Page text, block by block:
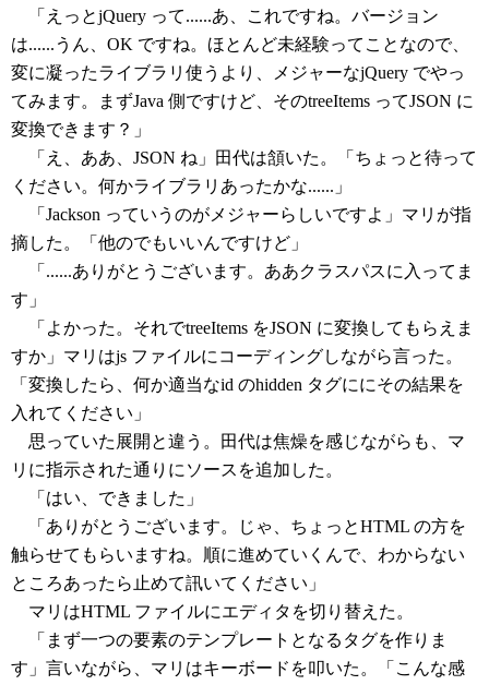
「えっとjQuery って......あ、これですね。バージョン
は......うん、OK ですね。ほとんど未経験ってことなので、
変に凝ったライブラリ使うより、メジャーなjQuery でやっ
てみます。まずJava 側ですけど、そのtreeItems ってJSON に
変換できます？」
「え、ああ、JSON ね」田代は頷いた。「ちょっと待って
ください。何かライブラリあったかな......」
「Jackson っていうのがメジャーらしいですよ」マリが指
摘した。「他のでもいいんですけど」
「......ありがとうございます。ああクラスパスに入ってま
す」
「よかった。それでtreeItems をJSON に変換してもらえま
すか」マリはjs ファイルにコーディングしながら言った。
「変換したら、何か適当なid のhidden タグににその結果を
入れてください」
思っていた展開と違う。田代は焦燥を感じながらも、マ
リに指示された通りにソースを追加した。
「はい、できました」
「ありがとうございます。じゃ、ちょっとHTML の方を
触らせてもらいますね。順に進めていくんで、わからない
ところあったら止めて訊いてください」
マリはHTML ファイルにエディタを切り替えた。
「まず一つの要素のテンプレートとなるタグを作りま
す」言いながら、マリはキーボードを叩いた。「こんな感